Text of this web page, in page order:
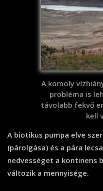
A komoly
probléma is
távolabb fekvő
kell
A biotikus pumpa elve
(párolgása) és a pára
nedvességet a kontinens
változik a mennyisége.